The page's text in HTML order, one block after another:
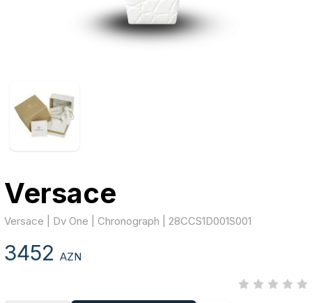
Versace
Versace | Dv One | Chronograph | 28CCS1D001S001
3452AZN